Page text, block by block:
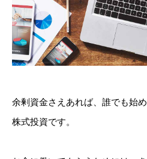
余剰資金さえあれば、誰でも始
株式投資です。